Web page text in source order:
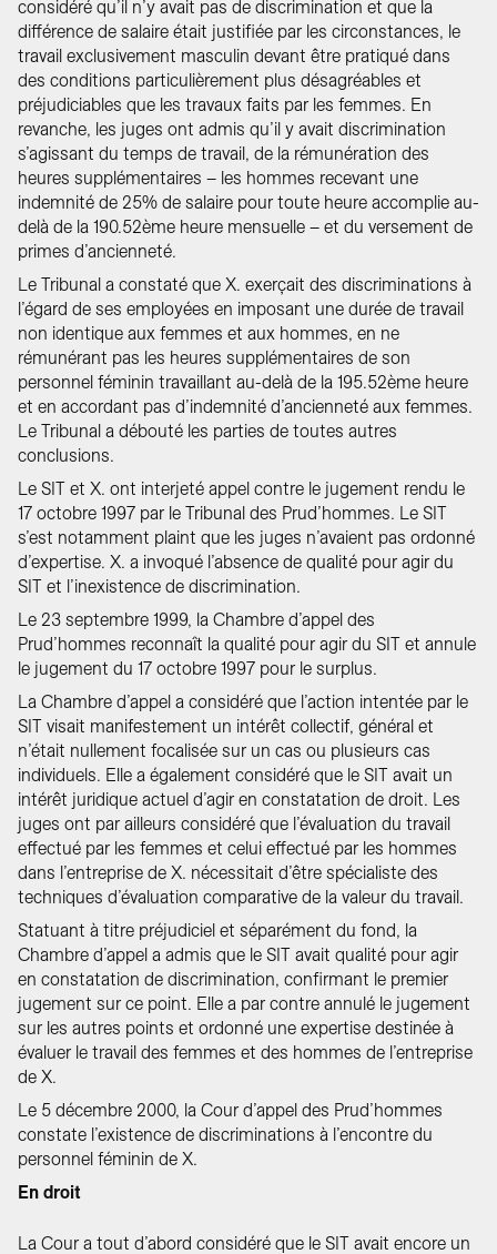
considéré qu’il n’y avait pas de discrimination et que la
différence de salaire était justifiée par les circonstances, le
travail exclusivement masculin devant être pratiqué dans
des conditions particulièrement plus désagréables et
préjudiciables que les travaux faits par les femmes. En
revanche, les juges ont admis qu’il y avait discrimination
s’agissant du temps de travail, de la rémunération des
heures supplémentaires – les hommes recevant une
indemnité de 25% de salaire pour toute heure accomplie au-
delà de la 190.52ème heure mensuelle – et du versement de
primes d’ancienneté.
Le Tribunal a constaté que X. exerçait des discriminations à
l’égard de ses employées en imposant une durée de travail
non identique aux femmes et aux hommes, en ne
rémunérant pas les heures supplémentaires de son
personnel féminin travaillant au-delà de la 195.52ème heure
et en accordant pas d’indemnité d’ancienneté aux femmes.
Le Tribunal a débouté les parties de toutes autres
conclusions.
Le SIT et X. ont interjeté appel contre le jugement rendu le
17 octobre 1997 par le Tribunal des Prud’hommes. Le SIT
s’est notamment plaint que les juges n’avaient pas ordonné
d’expertise. X. a invoqué l’absence de qualité pour agir du
SIT et l’inexistence de discrimination.
Le 23 septembre 1999, la Chambre d’appel des
Prud’hommes reconnaît la qualité pour agir du SIT et annule
le jugement du 17 octobre 1997 pour le surplus.
La Chambre d’appel a considéré que l’action intentée par le
SIT visait manifestement un intérêt collectif, général et
n’était nullement focalisée sur un cas ou plusieurs cas
individuels. Elle a également considéré que le SIT avait un
intérêt juridique actuel d’agir en constatation de droit. Les
juges ont par ailleurs considéré que l’évaluation du travail
effectué par les femmes et celui effectué par les hommes
dans l’entreprise de X. nécessitait d’être spécialiste des
techniques d’évaluation comparative de la valeur du travail.
Statuant à titre préjudiciel et séparément du fond, la
Chambre d’appel a admis que le SIT avait qualité pour agir
en constatation de discrimination, confirmant le premier
jugement sur ce point. Elle a par contre annulé le jugement
sur les autres points et ordonné une expertise destinée à
évaluer le travail des femmes et des hommes de l’entreprise
de X.
Le 5 décembre 2000, la Cour d’appel des Prud’hommes
constate l’existence de discriminations à l’encontre du
personnel féminin de X.
En droit
La Cour a tout d’abord considéré que le SIT avait encore un